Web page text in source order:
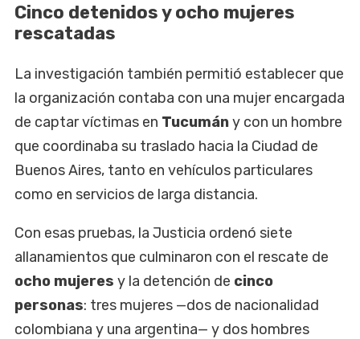
Cinco detenidos y ocho mujeres
rescatadas
La investigación también permitió establecer que
la organización contaba con una mujer encargada
de captar víctimas en Tucumány con un hombre
que coordinaba su traslado hacia la Ciudad de
Buenos Aires, tanto en vehículos particulares
como en servicios de larga distancia.
Con esas pruebas, la Justicia ordenó siete
allanamientos que culminaron con el rescate de
ocho mujeres y la detención de cinco
personas: tres mujeres —dos de nacionalidad
colombiana y una argentina— y dos hombres